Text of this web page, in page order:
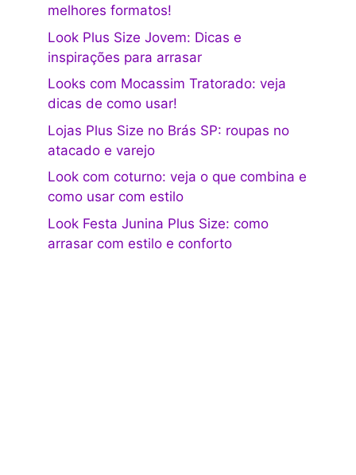
melhores formatos!
Look Plus Size Jovem: Dicas e
inspirações para arrasar
Looks com Mocassim Tratorado: veja
dicas de como usar!
Lojas Plus Size no Brás SP: roupas no
atacado e varejo
Look com coturno: veja o que combina e
como usar com estilo
Look Festa Junina Plus Size: como
arrasar com estilo e conforto